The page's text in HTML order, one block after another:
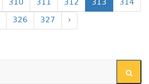
310 311 312 313
314
326 327 ›